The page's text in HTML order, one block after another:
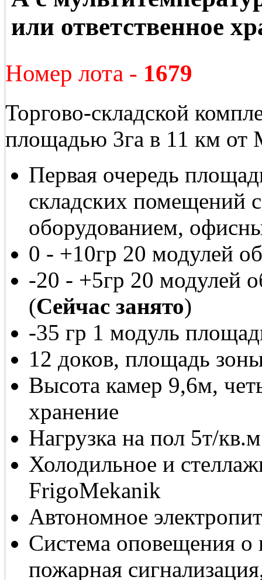
или ответственное
Номер лота - 1679
Торгово-складской
площадью 3га в 11 км
Первая очередь
складских помещений
оборудованием,
0 - +10гр 20 модулей
-20 - +5гр 20 модулей
(Сейчас занято)
-35 гр 1 модуль
12 доков, площадь
Высота камер 9,6м,
хранение
Нагрузка на пол 5т/кв.м
Холодильное и
FrigoMekanik
Автономное
Система оповещения о
пожарная